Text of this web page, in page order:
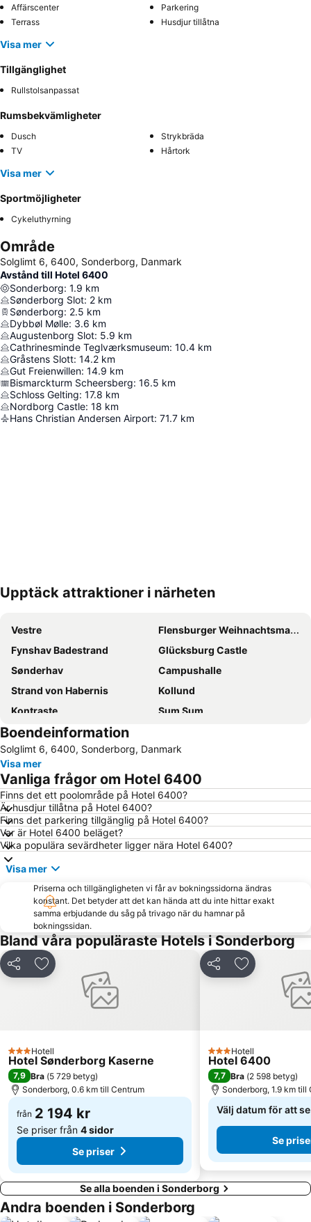
Affärscenter
Parkering
Terrass
Husdjur tillåtna
Visa mer
Tillgänglighet
Rullstolsanpassat
Rumsbekvämligheter
Dusch
Strykbräda
TV
Hårtork
Visa mer
Sportmöjligheter
Cykeluthyrning
Område
Solglimt 6, 6400, Sonderborg, Danmark
Avstånd till Hotel 6400
Sonderborg: 1.9 km
Sønderborg Slot: 2 km
Sønderborg: 2.5 km
Dybbøl Mølle: 3.6 km
Augustenborg Slot: 5.9 km
Cathrinesminde Teglværksmuseum: 10.4 km
Gråstens Slott: 14.2 km
Gut Freienwillen: 14.9 km
Bismarckturm Scheersberg: 16.5 km
Schloss Gelting: 17.8 km
Nordborg Castle: 18 km
Hans Christian Andersen Airport: 71.7 km
Förstora kartan
Upptäck attraktioner i närheten
Vestre
Flensburger Weihnachtsmarkt
Fynshav Badestrand
Glücksburg Castle
Sønderhav
Campushalle
Strand von Habernis
Kollund
Kontraste
Sum Sum
Søby
Fåborg Havn
Boendeinformation
Solglimt 6, 6400, Sonderborg, Danmark
Visa mer
Vanliga frågor om Hotel 6400
Finns det ett poolområde på Hotel 6400?
Är husdjur tillåtna på Hotel 6400?
Finns det parkering tillgänglig på Hotel 6400?
Var är Hotel 6400 beläget?
Vilka populära sevärdheter ligger nära Hotel 6400?
Visa mer
Priserna och tillgängligheten vi får av bokningssidorna ändras
konstant. Det betyder att det kan hända att du inte hittar exakt
samma erbjudande du såg på trivago när du hamnar på
bokningssidan.
Bland våra populäraste Hotels i Sonderborg
Dela Lägg till i Mina Favoriter
3 Stjärnor
Hotell
Hotel Sønderborg Kaserne
7,9 Bra (5 729 betyg)
Sonderborg, 0.6 km till Centrum
från 2 194 kr
Se priser från 4 sidor
Se priser
Dela Lägg till i
3 Stjärnor
Hotell
Hotel 6400
7,7 Bra (2 598 betyg)
Sonderborg, 1.9 km till
Välj datum för att
Se
Se alla boenden i Sonderborg
Andra boenden i Sonderborg